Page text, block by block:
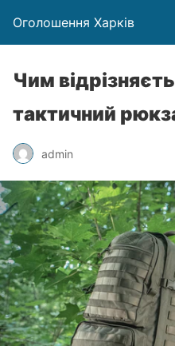
Оголошення Харків
Чим
тактичний
admin